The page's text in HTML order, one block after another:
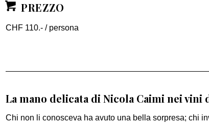
PREZZO
CHF 110.- / persona
La mano delicata di Nicola Caimi nei vini
Chi non li conosceva ha avuto una bella sorpresa; chi